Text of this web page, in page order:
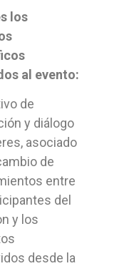
los
al evento:
de
y diálogo
asociado
de
entre
del
y los
desde la